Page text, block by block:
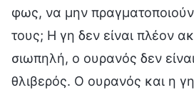
φως, να μην
τους; Η γη δεν είναι πλέον
σιωπηλή, ο ουρανός δεν
θλιβερός. Ο ουρανός και η